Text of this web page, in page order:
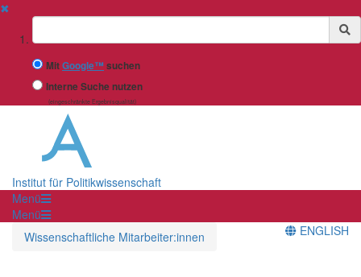
✖
Suchbegriff
MitGoogle™ suchen
Interne Suche nutzen
(eingeschränkte Ergebnisqualität)
Institut für Politikwissenschaft
Menü
Menü
Wissenschaftliche Mitarbeiter:innen
ENGLISH